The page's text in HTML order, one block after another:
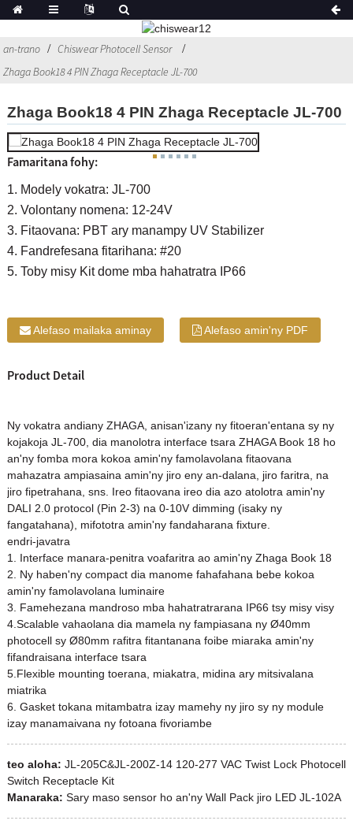
an-trano
Chiswear Photocell Sensor
Zhaga Book18 4 PIN Zhaga Receptacle JL-700
Zhaga Book18 4 PIN Zhaga Receptacle JL-700
Famaritana fohy:
1. Modely vokatra: JL-700
2. Volontany nomena: 12-24V
3. Fitaovana: PBT ary manampy UV Stabilizer
4. Fandrefesana fitarihana: #20
5. Toby misy Kit dome mba hahatratra IP66
Alefaso mailaka aminay Alefaso amin'ny PDF
Product Detail
Ny vokatra andiany ZHAGA, anisan'izany ny fitoeran'entana sy ny
kojakoja JL-700, dia manolotra interface tsara ZHAGA Book 18 ho
an'ny fomba mora kokoa amin'ny famolavolana fitaovana
mahazatra ampiasaina amin'ny jiro eny an-dalana, jiro faritra, na
jiro fipetrahana, sns. Ireo fitaovana ireo dia azo atolotra amin'ny
DALI 2.0 protocol (Pin 2-3) na 0-10V dimming (isaky ny
fangatahana), mifototra amin'ny fandaharana fixture.
endri-javatra
1. Interface manara-penitra voafaritra ao amin'ny Zhaga Book 18
2. Ny haben'ny compact dia manome fahafahana bebe kokoa
amin'ny famolavolana luminaire
3. Famehezana mandroso mba hahatratrarana IP66 tsy misy visy
4.Scalable vahaolana dia mamela ny fampiasana ny Ø40mm
photocell sy Ø80mm rafitra fitantanana foibe miaraka amin'ny
fifandraisana interface tsara
5.Flexible mounting toerana, miakatra, midina ary mitsivalana
miatrika
6. Gasket tokana mitambatra izay mamehy ny jiro sy ny module
izay manamaivana ny fotoana fivoriambe
teo aloha: JL-205C&JL-200Z-14 120-277 VAC Twist Lock Photocell
Switch Receptacle Kit
Manaraka: Sary maso sensor ho an'ny Wall Pack jiro LED JL-102A